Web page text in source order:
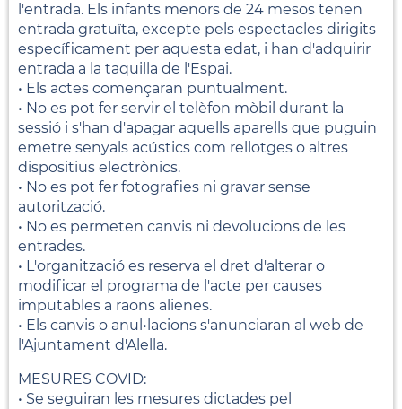
l'entrada. Els infants menors de 24 mesos tenen
entrada gratuïta, excepte pels espectacles dirigits
específicament per aquesta edat, i han d'adquirir
entrada a la taquilla de l'Espai.
• Els actes començaran puntualment.
• No es pot fer servir el telèfon mòbil durant la
sessió i s'han d'apagar aquells aparells que puguin
emetre senyals acústics com rellotges o altres
dispositius electrònics.
• No es pot fer fotografies ni gravar sense
autorització.
• No es permeten canvis ni devolucions de les
entrades.
• L'organització es reserva el dret d'alterar o
modificar el programa de l'acte per causes
imputables a raons alienes.
• Els canvis o anul•lacions s'anunciaran al web de
l'Ajuntament d'Alella.
MESURES COVID:
• Se seguiran les mesures dictades pel